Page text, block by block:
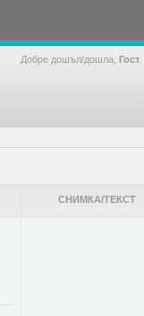
Добре дошъл/дошла, Гост
СНИМКА/ТЕКСТ